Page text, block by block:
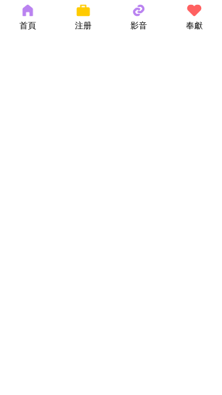
首頁 注册 影音 奉獻